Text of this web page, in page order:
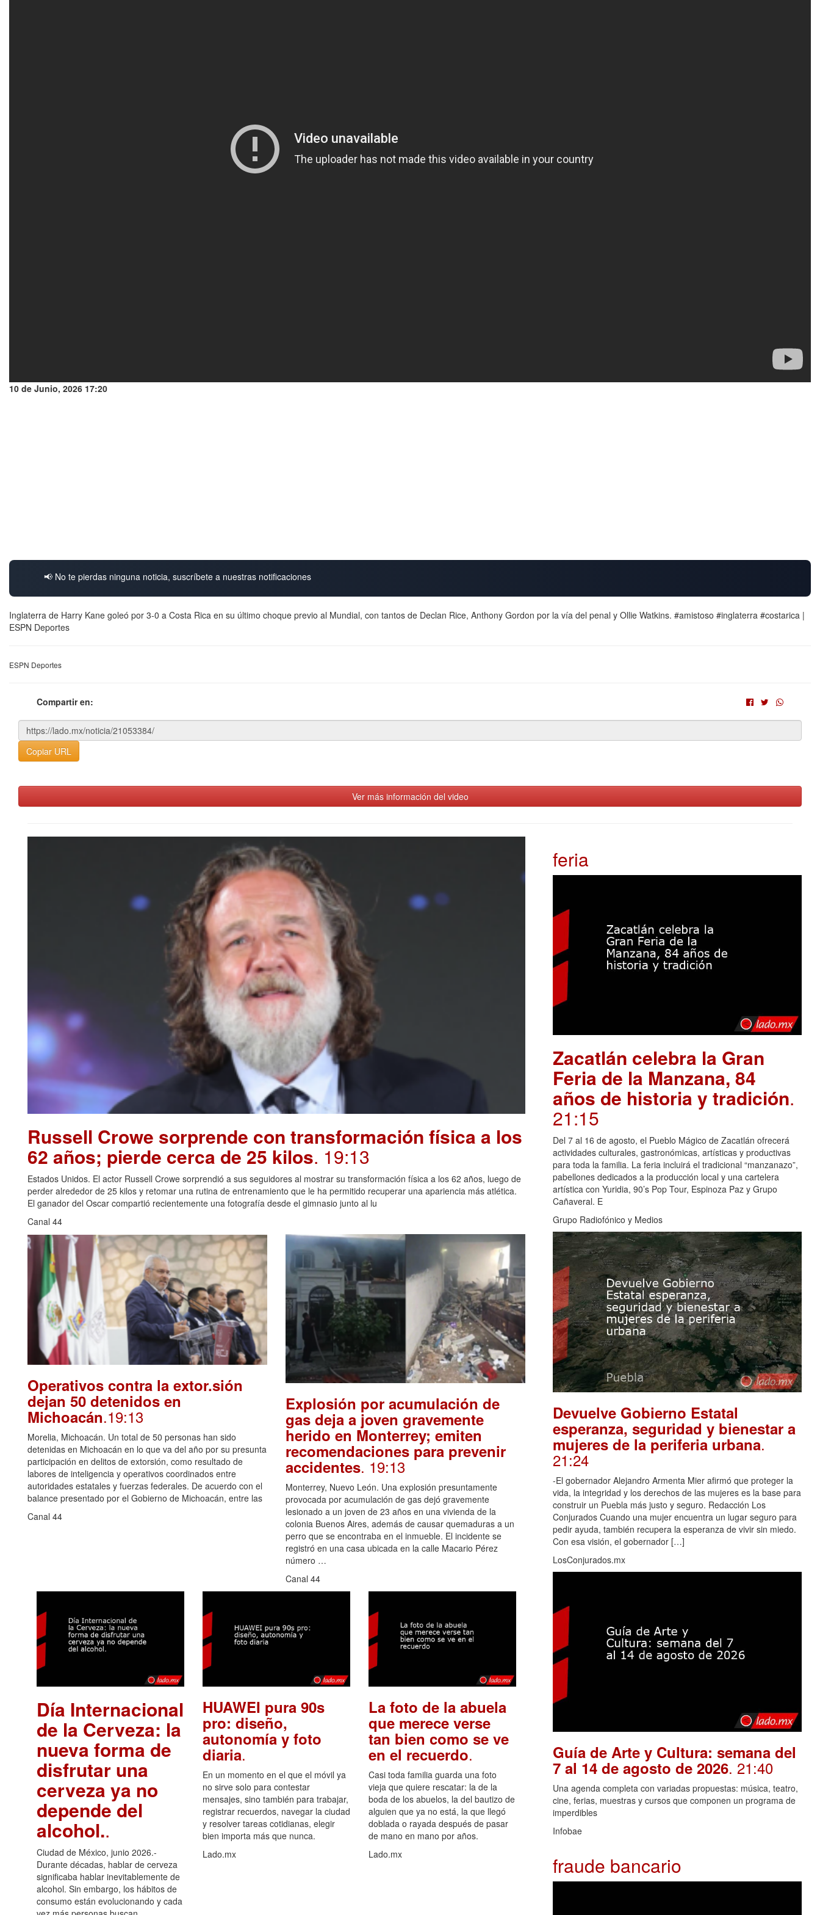
10 de Junio, 2026 17:20
📢 No te pierdas ninguna noticia, suscríbete a nuestras notificaciones
Inglaterra de Harry Kane goleó por 3-0 a Costa Rica en su último choque previo al Mundial, con tantos de Declan Rice, Anthony Gordon por la vía del penal y Ollie Watkins. #amistoso #inglaterra #costarica |
ESPN Deportes
ESPN Deportes
Compartir en:
Copiar URL
Ver más información del video
Russell Crowe sorprende con transformación física a los
62 años; pierde cerca de 25 kilos. 19:13
Estados Unidos. El actor Russell Crowe sorprendió a sus seguidores al mostrar su transformación física a los 62 años, luego de
perder alrededor de 25 kilos y retomar una rutina de entrenamiento que le ha permitido recuperar una apariencia más atlética.
El ganador del Oscar compartió recientemente una fotografía desde el gimnasio junto al lu
Canal 44
Operativos contra la extor.sión
dejan 50 detenidos en
Michoacán.19:13
Morelia, Michoacán. Un total de 50 personas han sido
detenidas en Michoacán en lo que va del año por su presunta
participación en delitos de extorsión, como resultado de
labores de inteligencia y operativos coordinados entre
autoridades estatales y fuerzas federales. De acuerdo con el
balance presentado por el Gobierno de Michoacán, entre las
Canal 44
Explosión por acumulación de
gas deja a joven gravemente
herido en Monterrey; emiten
recomendaciones para prevenir
accidentes. 19:13
Monterrey, Nuevo León. Una explosión presuntamente
provocada por acumulación de gas dejó gravemente
lesionado a un joven de 23 años en una vivienda de la
colonia Buenos Aires, además de causar quemaduras a un
perro que se encontraba en el inmueble. El incidente se
registró en una casa ubicada en la calle Macario Pérez
número …
Canal 44
Día Internacional
de la Cerveza: la
nueva forma de
disfrutar una
cerveza ya no
depende del
alcohol..
Ciudad de México, junio 2026.-
Durante décadas, hablar de cerveza
significaba hablar inevitablemente de
alcohol. Sin embargo, los hábitos de
consumo están evolucionando y cada
HUAWEI pura 90s
pro: diseño,
autonomía y foto
diaria.
En un momento en el que el móvil ya
no sirve solo para contestar
mensajes, sino también para trabajar,
registrar recuerdos, navegar la ciudad
y resolver tareas cotidianas, elegir
bien importa más que nunca.
Lado.mx
La foto de la abuela
que merece verse
tan bien como se ve
en el recuerdo.
Casi toda familia guarda una foto
vieja que quiere rescatar: la de la
boda de los abuelos, la del bautizo de
alguien que ya no está, la que llegó
doblada o rayada después de pasar
de mano en mano por años.
Lado.mx
feria
Zacatlán celebra la Gran
Feria de la Manzana, 84
años de historia y tradición.
21:15
Del 7 al 16 de agosto, el Pueblo Mágico de Zacatlán ofrecerá
actividades culturales, gastronómicas, artísticas y productivas
para toda la familia. La feria incluirá el tradicional “manzanazo”,
pabellones dedicados a la producción local y una cartelera
artística con Yuridia, 90’s Pop Tour, Espinoza Paz y Grupo
Cañaveral. E
Grupo Radiofónico y Medios
Devuelve Gobierno Estatal
esperanza, seguridad y bienestar a
mujeres de la periferia urbana.
21:24
-El gobernador Alejandro Armenta Mier afirmó que proteger la
vida, la integridad y los derechos de las mujeres es la base para
construir un Puebla más justo y seguro. Redacción Los
Conjurados Cuando una mujer encuentra un lugar seguro para
pedir ayuda, también recupera la esperanza de vivir sin miedo.
Con esa visión, el gobernador […]
LosConjurados.mx
Guía de Arte y Cultura: semana del
7 al 14 de agosto de 2026. 21:40
Una agenda completa con variadas propuestas: música, teatro,
cine, ferias, muestras y cursos que componen un programa de
imperdibles
Infobae
fraude bancario